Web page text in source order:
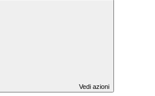
Vedi azioni